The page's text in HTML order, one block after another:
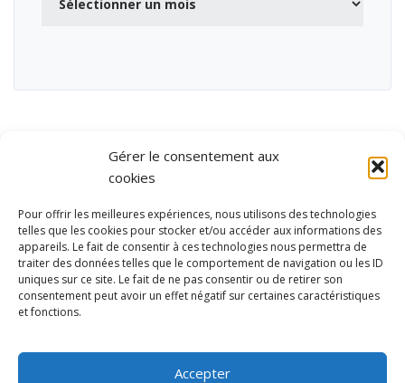
Gérer le consentement aux
cookies
Pour offrir les meilleures expériences, nous utilisons des technologies
telles que les cookies pour stocker et/ou accéder aux informations des
appareils. Le fait de consentir à ces technologies nous permettra de
traiter des données telles que le comportement de navigation ou les ID
uniques sur ce site. Le fait de ne pas consentir ou de retirer son
consentement peut avoir un effet négatif sur certaines caractéristiques
et fonctions.
Accepter
et de loisirs
Contact